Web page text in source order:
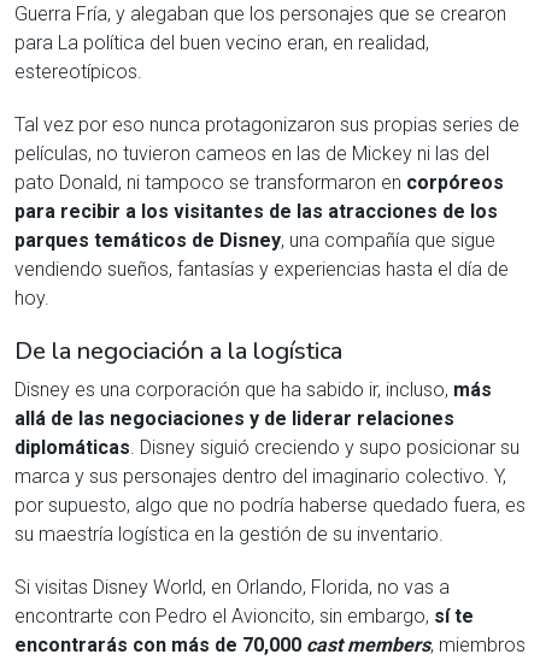
Guerra Fría, y alegaban que los personajes que se crearon
para La política del buen vecino eran, en realidad,
estereotípicos.
Tal vez por eso nunca protagonizaron sus propias series de
películas, no tuvieron cameos en las de Mickey ni las del
pato Donald, ni tampoco se transformaron en corpóreos
para recibir a los visitantes de las atracciones de los
parques temáticos de Disney, una compañía que sigue
vendiendo sueños, fantasías y experiencias hasta el día de
hoy.
De la negociación a la logística
Disney es una corporación que ha sabido ir, incluso, más
allá de las negociaciones y de liderar relaciones
diplomáticas. Disney siguió creciendo y supo posicionar su
marca y sus personajes dentro del imaginario colectivo. Y,
por supuesto, algo que no podría haberse quedado fuera, es
su maestría logística en la gestión de su inventario.
Si visitas Disney World, en Orlando, Florida, no vas a
encontrarte con Pedro el Avioncito, sin embargo, sí te
encontrarás con más de 70,000 cast members, miembros